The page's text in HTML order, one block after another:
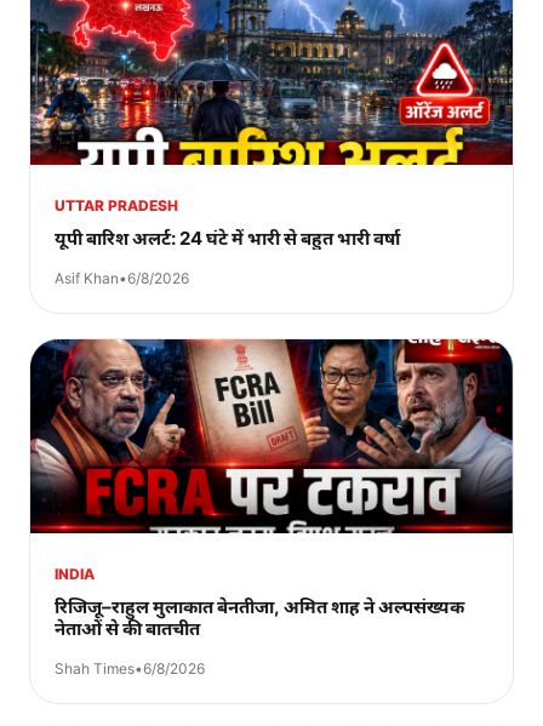
UTTAR PRADESH
यूपी बारिश अलर्ट: 24 घंटे में भारी से बहुत भारी वर्षा
Asif Khan•6/8/2026
INDIA
रिजिजू–राहुल मुलाकात बेनतीजा, अमित शाह ने अल्पसंख्यक
नेताओं से की बातचीत
Shah Times•6/8/2026